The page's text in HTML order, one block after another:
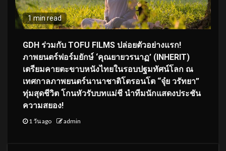
1 min read
GDH ร่วมกับ TOFU FILMS ปล่อยตัวอย่างแรก!
ภาพยนตร์ฟอร์มยักษ์ ‘คุณยายวรนาฏ’ (INHERIT)
เตรียมคายตะขาบหนังไทยในรอบปฐมทัศน์โลก ณ
เทศกาลภาพยนตร์นานาชาติโตรอนโต “จุ๋ย วรัทยา”
ทุ่มสุดชีวิต โกนหัวรับบทแม่ชี นำทีมนักแสดงประชัน
ความสยอง!
1 วัน ago admin